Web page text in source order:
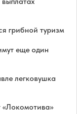
грибной туризм
еще один
легковушка
«Локомотива»